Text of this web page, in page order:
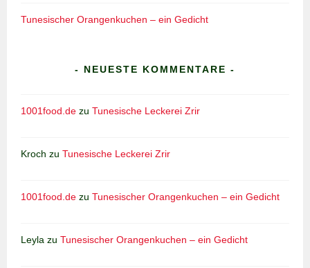
Tunesischer Orangenkuchen – ein Gedicht
- NEUESTE KOMMENTARE -
1001food.de zuTunesische Leckerei Zrir
Kroch zuTunesische Leckerei Zrir
1001food.de zuTunesischer Orangenkuchen – ein Gedicht
Leyla zuTunesischer Orangenkuchen – ein Gedicht